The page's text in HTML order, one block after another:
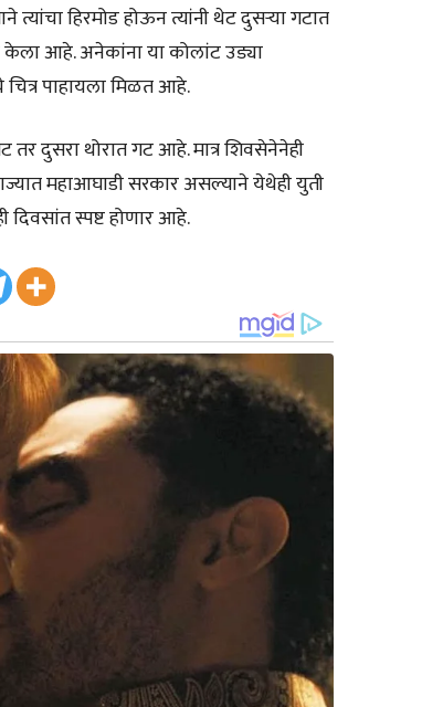
हिरमोड होऊन त्यांनी थेट दुसऱ्या गटात
केला आहे. अनेकांना या कोलांट उड्या
पाहायला मिळत आहे.
दुसरा थोरात गट आहे. मात्र शिवसेनेनेही
महाआघाडी सरकार असल्याने येथेही युती
दिवसांत स्पष्ट होणार आहे.